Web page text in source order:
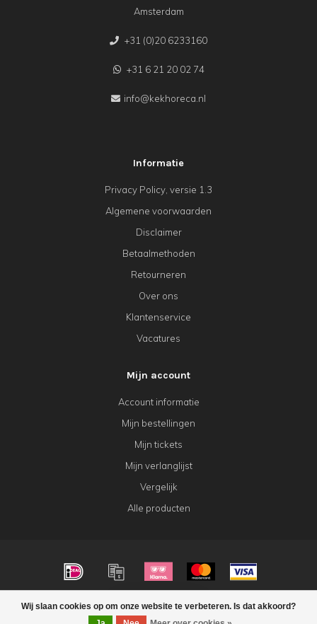
Wij slaan cookies op om onze website te verbeteren. Is dat akkoord?
Amsterdam
+31 (0)20 6233160
+31 6 21 20 02 74
info@kekhoreca.nl
Informatie
Privacy Policy, versie 1.3
Algemene voorwaarden
Disclaimer
Betaalmethoden
Retourneren
Over ons
Klantenservice
Vacatures
Mijn account
Account informatie
Mijn bestellingen
Mijn tickets
Mijn verlanglijst
Vergelijk
Alle producten
© Copyright 2026 KeK Horeca
FILTERS